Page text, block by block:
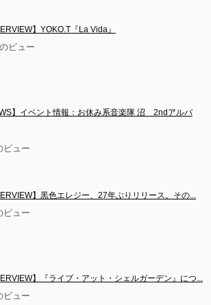
】YOKO.T『La Vida』
ビュー
】イベント情報：お休み系音楽隊 沼　2ndアルバ
ビュー
】黒色エレジー、27年ぶりリリース。その...
ビュー
】『ライブ・アット・シェルガーデン』につ...
ビュー